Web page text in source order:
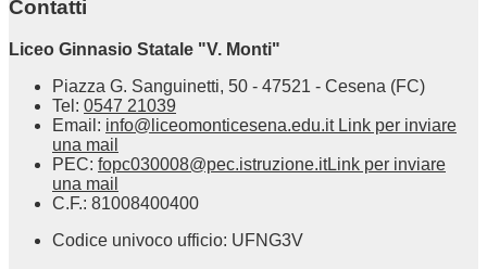
Contatti
Liceo Ginnasio Statale "V. Monti"
Piazza G. Sanguinetti, 50 - 47521 - Cesena (FC)
Tel: 0547 21039
Email: info@liceomonticesena.edu.it Link per inviare
una mail
PEC: fopc030008@pec.istruzione.itLink per inviare
una mail
C.F.: 81008400400
Codice univoco ufficio: UFNG3V